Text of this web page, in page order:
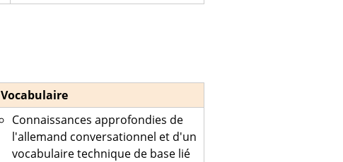
Vocabulaire
Connaissances approfondies de
l'allemand conversationnel et d'un
vocabulaire technique de base lié